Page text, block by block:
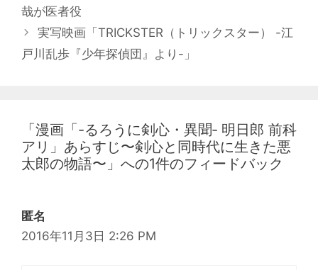
ー
稿
ゲ
ン
哉が医者役
実写映画「TRICKSTER（トリックスター） -江
戸川乱歩『少年探偵団』より-」
「漫画「-るろうに剣心・異聞‐ 明日郎 前科
アリ」あらすじ〜剣心と同時代に生きた悪
太郎の物語〜」への1件のフィードバック
匿名
2016年11月3日 2:26 PM